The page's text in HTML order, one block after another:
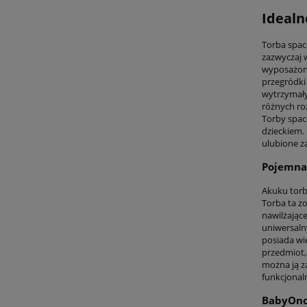
Torba
zazwyczaj
różnych
Torby
ulubione
Akuku
Torba ta
posiada
można ją